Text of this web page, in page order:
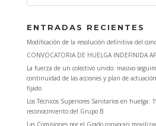
ENTRADAS RECIENTES
Modificación de la resolución definitiva del
CONVOCATORIA DE HUELGA INDEFINIDA
La fuerza de un colectivo unido: masivo
continuidad de las acciones y plan de
fijado
Los Técnicos Superiores Sanitarios en huelga:
reconocimiento del Grupo B
Las Comisiones por el Grado convocan